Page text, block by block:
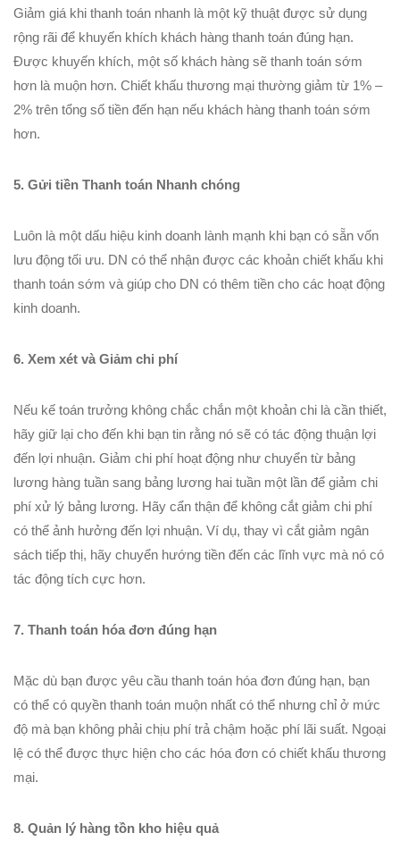
Giảm giá khi thanh toán nhanh là một kỹ thuật được sử dụng
rộng rãi để khuyến khích khách hàng thanh toán đúng hạn.
Được khuyến khích, một số khách hàng sẽ thanh toán sớm
hơn là muộn hơn. Chiết khấu thương mại thường giảm từ 1% –
2% trên tổng số tiền đến hạn nếu khách hàng thanh toán sớm
hơn.
5. Gửi tiền Thanh toán Nhanh chóng
Luôn là một dấu hiệu kinh doanh lành mạnh khi bạn có sẵn vốn
lưu động tối ưu. DN có thể nhận được các khoản chiết khấu khi
thanh toán sớm và giúp cho DN có thêm tiền cho các hoạt động
kinh doanh.
6. Xem xét và Giảm chi phí
Nếu kế toán trưởng không chắc chắn một khoản chi là cần thiết,
hãy giữ lại cho đến khi bạn tin rằng nó sẽ có tác động thuận lợi
đến lợi nhuận. Giảm chi phí hoạt động như chuyển từ bảng
lương hàng tuần sang bảng lương hai tuần một lần để giảm chi
phí xử lý bảng lương. Hãy cẩn thận để không cắt giảm chi phí
có thể ảnh hưởng đến lợi nhuận. Ví dụ, thay vì cắt giảm ngân
sách tiếp thị, hãy chuyển hướng tiền đến các lĩnh vực mà nó có
tác động tích cực hơn.
7. Thanh toán hóa đơn đúng hạn
Mặc dù bạn được yêu cầu thanh toán hóa đơn đúng hạn, bạn
có thể có quyền thanh toán muộn nhất có thể nhưng chỉ ở mức
độ mà bạn không phải chịu phí trả chậm hoặc phí lãi suất. Ngoại
lệ có thể được thực hiện cho các hóa đơn có chiết khấu thương
mại.
8. Quản lý hàng tồn kho hiệu quả